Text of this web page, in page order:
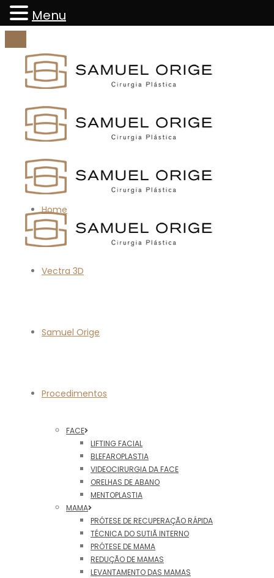
Home
Vectra 3D
Samuel Orige
Procedimentos
FACE
LIFTING FACIAL
BLEFAROPLASTIA
VIDEOCIRURGIA DA FACE
ORELHAS DE ABANO
MENTOPLASTIA
MAMA
PRÓTESE DE RECUPERAÇÃO RÁPIDA
TÉCNICA DO SUTIÃ INTERNO
PRÓTESE DE MAMA
REDUÇÃO DE MAMAS
LEVANTAMENTO DAS MAMAS
Menu